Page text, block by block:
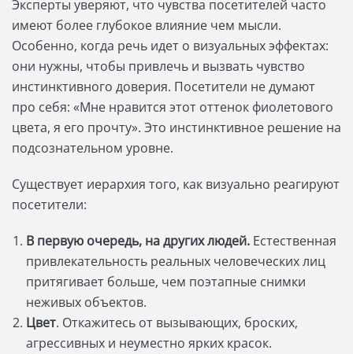
Эксперты уверяют, что чувства посетителей часто
имеют более глубокое влияние чем мысли.
Особенно, когда речь идет о визуальных эффектах:
они нужны, чтобы привлечь и вызвать чувство
инстинктивного доверия. Посетители не думают
про себя: «Мне нравится этот оттенок фиолетового
цвета, я его прочту». Это инстинктивное решение на
подсознательном уровне.
Существует иерархия того, как визуально реагируют
посетители:
В первую очередь, на других людей. Естественная
привлекательность реальных человеческих лиц
притягивает больше, чем поэтапные снимки
неживых объектов.
Цвет. Откажитесь от вызывающих, броских,
агрессивных и неуместно ярких красок.